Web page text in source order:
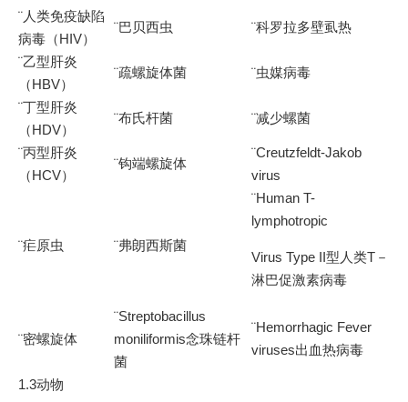
¨人类免疫缺陷
病毒（HIV）
¨巴贝西虫 ¨科罗拉多壁虱热
¨乙型肝炎
（HBV）
¨疏螺旋体菌 ¨虫媒病毒
¨丁型肝炎
（HDV）
¨布氏杆菌 ¨减少螺菌
¨丙型肝炎
（HCV）
¨钩端螺旋体
¨Creutzfeldt-Jakob
virus
¨疟原虫 ¨弗朗西斯菌
¨Human T-
lymphotropic
Virus Type II型人类T－
淋巴促激素病毒
¨密螺旋体
¨Streptobacillus
moniliformis念珠链杆
菌
¨Hemorrhagic Fever
viruses出血热病毒
1.3动物